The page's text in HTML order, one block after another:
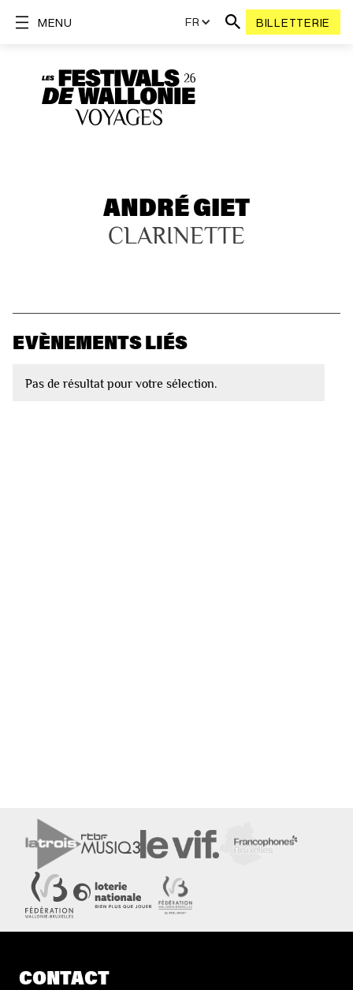
FR BILLETTERIE
MENU
ANDRÉ GIET
CLARINETTE
EVÈNEMENTS LIÉS
Pas de résultat pour votre sélection.
CONTACT